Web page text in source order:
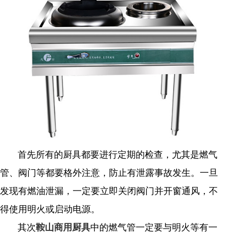
首先所有的厨具都要进行定期的检查，尤其是燃气
管、阀门等都要格外注意，防止有泄露事故发生。一旦
发现有燃油泄漏，一定要立即关闭阀门并开窗通风，不
得使用明火或启动电源。
其次鞍山商用厨具中的燃气管一定要与明火等有一